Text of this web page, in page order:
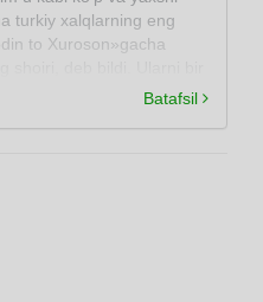
turkiy xalqlarning eng
to Xuroson»gacha
-«yakqalam» qildi.
Batafsil